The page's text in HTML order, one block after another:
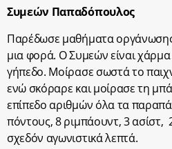
Συμεών Παπαδόπουλος
Παρέδωσε μαθήματα οργάνωσης
μια φορά. Ο Συμεών είναι
γήπεδο. Μοίρασε σωστά το
ενώ σκόραρε και μοίρασε τη
επίπεδο αριθμών όλα τα
πόντους, 8 ριμπάουντ, 3 ασίστ,
σχεδόν αγωνιστικά λεπτά.